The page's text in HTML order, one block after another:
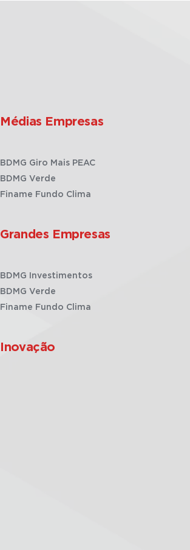
Médias Empresas
BDMG Giro Mais PEAC
BDMG Verde
Finame Fundo Clima
Grandes Empresas
BDMG Investimentos
BDMG Verde
Finame Fundo Clima
Inovação